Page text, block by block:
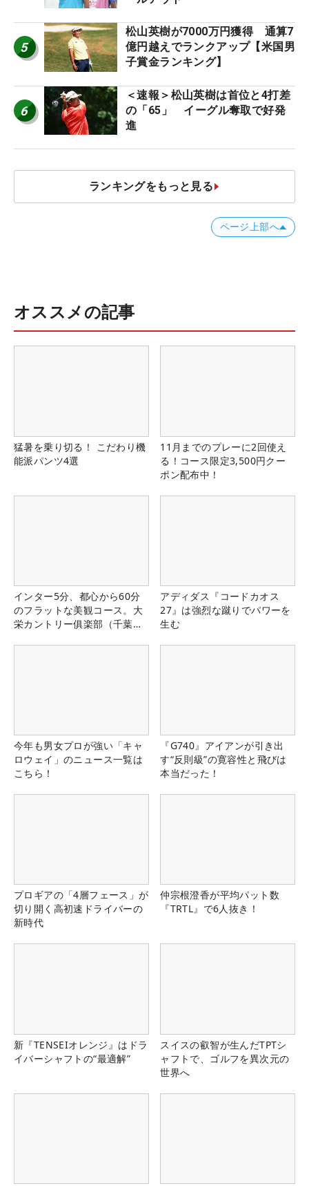
5
松山英樹が7000万円獲得 通算7
億円越えでランクアップ【米国男
子賞金ランキング】
6
＜速報＞松山英樹は首位と4打差
の「65」 イーグル奪取で好発
進
ランキングをもっと見る
ページ上部へ
オススメの記事
猛暑を乗り切る！ こだわり機
能派パンツ4選
11月までのプレーに2回使え
る！コース限定3,500円クー
ポン配布中！
インター5分、都心から60分
のフラットな美観コース。大
栄カントリー俱楽部（千葉
アディダス『コードカオス
27』は強烈な蹴りでパワーを
生む
今年も男女プロが強い「キャ
ロウェイ」のニュース一覧は
こちら！
『G740』アイアンが引き出
す“反則級”の寛容性と飛びは
本当だった！
プロギアの「4層フェース」が
切り開く高初速ドライバーの
新時代
仲宗根澄香が平均パット数
『TRTL』で6人抜き！
新『TENSEIオレンジ』はドラ
イバーシャフトの“最適解”
スイスの叡智が生んだTPTシ
ャフトで、ゴルフを異次元の
世界へ